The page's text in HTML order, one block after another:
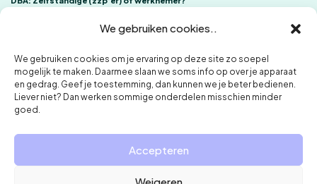
We gebruiken cookies..
We gebruiken cookies om je ervaring op deze site zo soepel
mogelijk te maken. Daarmee slaan we soms info op over je apparaat
en gedrag. Geef je toestemming, dan kunnen we je beter bedienen.
Liever niet? Dan werken sommige onderdelen misschien minder
goed.
Accepteren
Weigeren
ONE Accountants
Privacybeleid en cookies